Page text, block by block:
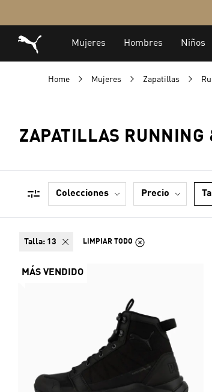
Home Mujeres Zapatillas
ZAPATILLAS
colecciones precio
talla: 13 LIMPIAR TODO
MÁS VENDIDO